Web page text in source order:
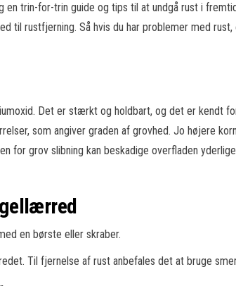
trin-for-trin guide og tips til at undgå rust i
til rustfjerning. Så hvis du har problemer med
Det er stærkt og holdbart, og det er kendt
som angiver graden af grovhed. Jo højere
grov slibning kan beskadige overfladen
en børste eller skraber.
Til fjernelse af rust anbefales det at bruge